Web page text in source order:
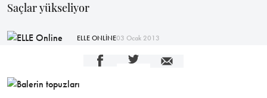
Saçlar yükseliyor
ELLE ONLİNE03 Ocak 2013